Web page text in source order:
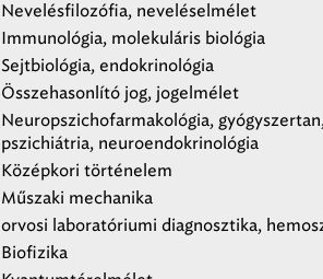
Nevelésfilozófia, neveléselmélet
Immunológia, molekuláris biológia
Sejtbiológia, endokrinológia
Összehasonlító jog, jogelmélet
Neuropszichofarmakológia,
pszichiátria, neuroendokrinológia
Középkori történelem
Műszaki mechanika
orvosi laboratóriumi diagnosztika,
Biofizika